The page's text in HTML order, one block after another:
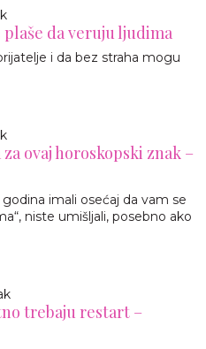
plaše da veruju ljudima
i da bez straha mogu
ovaj horoskopski znak –
imali osećaj da vam se
niste umišljali, posebno ako
trebaju restart –